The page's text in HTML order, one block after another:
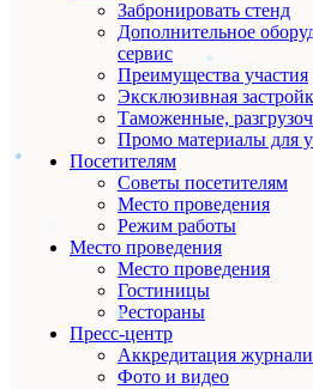
Забронировать стенд
Дополнительное
сервис
Преимущества участия
Эксклюзивная
Таможенные,
Промо материалы для
Посетителям
Советы посетителям
Место проведения
Режим работы
Место проведения
Место проведения
Гостиницы
Рестораны
Пресс-центр
Аккредитация
Фото и видео